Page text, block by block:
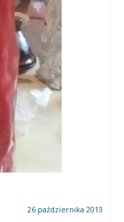
26 października 2013